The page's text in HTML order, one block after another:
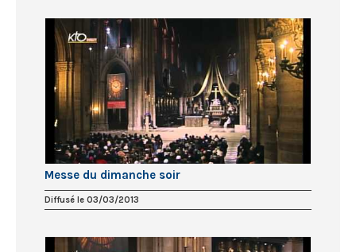
Messe du dimanche soir
Diffusé le 03/03/2013